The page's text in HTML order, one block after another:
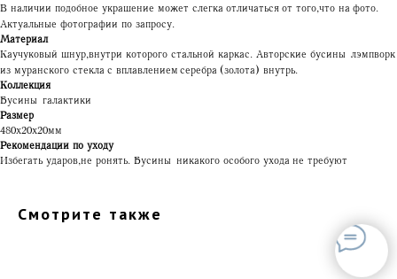
В наличии подобное украшение может слегка отличаться от того, что на фото.
Актуальные фотографии по запросу.
Материал
Каучуковый шнур, внутри которого стальной каркас. Авторские бусины лэмпворк
из муранского стекла с вплавлением серебра (золота) внутрь.
Коллекция
Бусины галактики
Размер
480х20х20мм
Рекомендации по уходу
Избегать ударов, не ронять. Бусины никакого особого ухода не требуют
Смотрите также